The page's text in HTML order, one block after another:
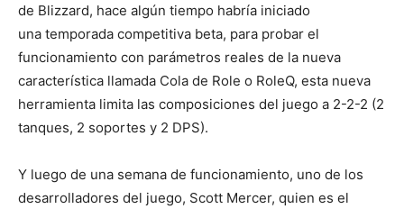
de Blizzard, hace algún tiempo habría iniciado
una temporada competitiva beta, para probar el
funcionamiento con parámetros reales de la nueva
característica llamada Cola de Role o RoleQ, esta nueva
herramienta limita las composiciones del juego a 2-2-2 (2
tanques, 2 soportes y 2 DPS).
Y luego de una semana de funcionamiento, uno de los
desarrolladores del juego, Scott Mercer, quien es el